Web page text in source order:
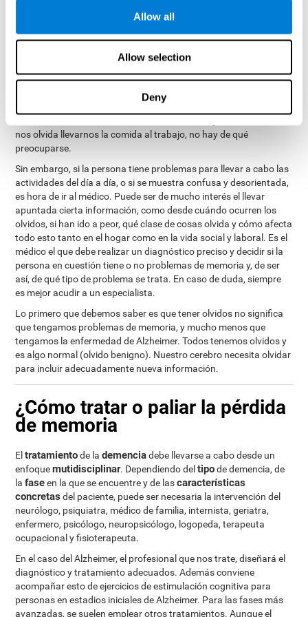
Allow all
Allow selection
Deny
memoria no sean conscientes de sus propios problemas, de
modo que suelen ser detectados inicialmente por sus familiares.
Por otra parte, las personas ansiosas y deprimidas suelen
focalizarse más en sus errores, de modo que suelen sobrestimar
memoria sin ser necesariamente el caso. Siempre que no sea
habitual, si olvidamos el nombre de algún objeto o persona con la
que no tenemos mucho trato, si olvidamos a qué habíamos ido a
nos olvida llevarnos la comida al trabajo, no hay de qué
preocuparse.
Sin embargo, si la persona tiene problemas para llevar a cabo las
actividades del día a día, o si se muestra confusa y desorientada,
es hora de ir al médico. Puede ser de mucho interés el llevar
apuntada cierta información, como desde cuándo ocurren los
olvidos, si han ido a peor, qué clase de cosas olvida y cómo afecta
todo esto tanto en el hogar como en la vida social y laboral. Es el
médico el que debe realizar un diagnóstico preciso y decidir si la
persona en cuestión tiene o no problemas de memoria y, de ser
así, de qué tipo de problema se trata. En caso de duda, siempre
es mejor acudir a un especialista.
Lo primero que debemos saber es que tener olvidos no significa
que tengamos problemas de memoria, y mucho menos que
tengamos la enfermedad de Alzheimer. Todos tenemos olvidos y
es algo normal (olvido benigno). Nuestro cerebro necesita olvidar
para incluir adecuadamente nueva información.
¿Cómo tratar o paliar la pérdida
de memoria
Eltratamientode lademenciadebe llevarse a cabo desde un
enfoquemutidisciplinar. Dependiendo deltipode demencia, de
lafaseen la que se encuentre y de lascaracterísticas
concretas del paciente, puede ser necesaria la intervención del
neurólogo, psiquiatra, médico de familia, internista, geriatra,
enfermero, psicólogo, neuropsicólogo, logopeda, terapeuta
ocupacional y fisioterapeuta.
En el caso del Alzheimer, el profesional que nos trate, diseñará el
diagnóstico y tratamiento adecuados. Además conviene
acompañar esto de ejercicios de estimulación cognitiva para
personas en estadios iniciales de Alzheimer. Para las fases más
avanzadas, se suelen emplear otros tratamientos. Aunque el